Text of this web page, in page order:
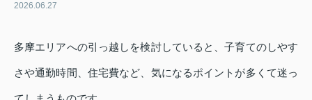
2026.06.27
多摩エリアへの引っ越しを検討していると、子育てのしやす
さや通勤時間、住宅費など、気になるポイントが多くて迷っ